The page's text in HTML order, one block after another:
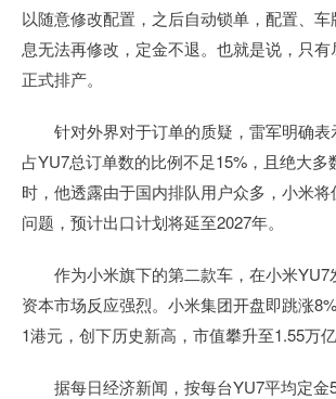
以随意修改配置，之后自动锁单，配置、
息无法再修改，定金不退。也就是说，只
正式排产。
针对外界对于订单的质疑，雷军明确表
占YU7总订单数的比例不足15%，且绝大多
时，他透露由于国内排队用户众多，小米
问题，预计出口计划将延至2027年。
作为小米旗下的第二款车，在小米YU7
资本市场反应强烈。小米集团开盘即跳涨
1港元，创下历史新高，市值攀升至1.55万亿
据每日经济新闻，按每台YU7平均定金